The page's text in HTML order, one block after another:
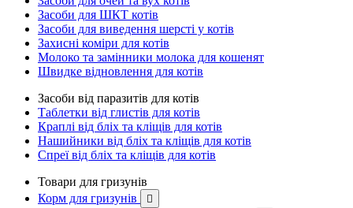
Засоби для ШКТ котів
Засоби для виведення шерсті у котів
Захисні коміри для котів
Молоко та замінники молока для кошенят
Швидке відновлення для котів
Засоби від паразитів для котів
Таблетки від глистів для котів
Краплі від бліх та кліщів для котів
Нашийники від бліх та кліщів для котів
Спреї від бліх та кліщів для котів
Товари для гризунів
Корм для гризунів
